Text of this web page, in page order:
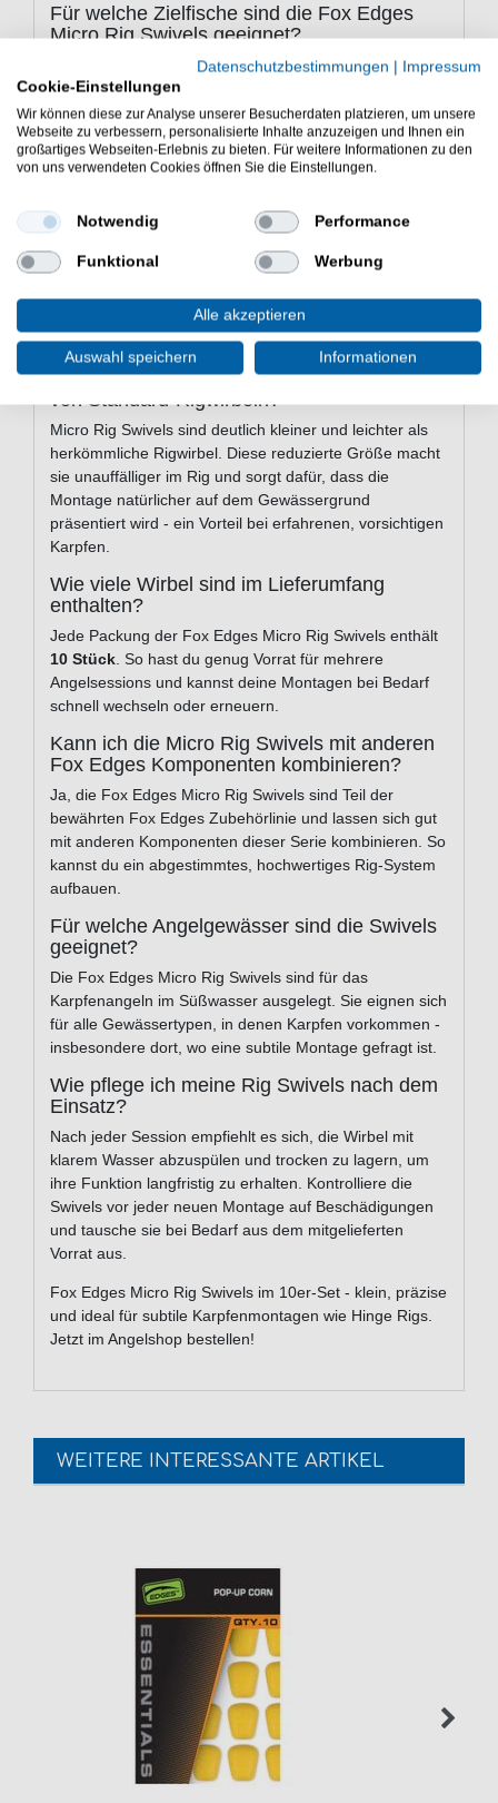
Für welche Zielfische sind die Fox Edges
Micro Rig Swivels geeignet?
Die Micro Rig Swivels sind speziell für das
Karpfenangelnkonzipiert. Sie sind darauf ausgelegt,
feine und unauffällige Montagen zu ermöglichen, die
besonders bei wählerischen Karpfen entscheidend sein
können.
Micro Rig Swivels?
Die Swivels eignen sich hervorragend für den Bau von
Hinge Rigssowie anderen beweglichen oder subtilen
Karpfenrigs wie dem Ronnie Rig. Überall dort, wo ein
kleiner, dezenter Verbindungswirbel im Rig benötigt wird,
sind sie die richtige Wahl.
Worin unterscheiden sich Micro Rig Swivels
von Standard-Rigwirbeln?
Micro Rig Swivels sind deutlich kleiner und leichter als
herkömmliche Rigwirbel. Diese reduzierte Größe macht
sie unauffälliger im Rig und sorgt dafür, dass die
Montage natürlicher auf dem Gewässergrund
präsentiert wird - ein Vorteil bei erfahrenen, vorsichtigen
Karpfen.
Wie viele Wirbel sind im Lieferumfang
enthalten?
Jede Packung der Fox Edges Micro Rig Swivels enthält
10 Stück. So hast du genug Vorrat für mehrere
Angelsessions und kannst deine Montagen bei Bedarf
schnell wechseln oder erneuern.
Kann ich die Micro Rig Swivels mit anderen
Fox Edges Komponenten kombinieren?
Ja, die Fox Edges Micro Rig Swivels sind Teil der
bewährten Fox Edges Zubehörlinie und lassen sich gut
mit anderen Komponenten dieser Serie kombinieren. So
kannst du ein abgestimmtes, hochwertiges Rig-System
aufbauen.
Für welche Angelgewässer sind die Swivels
geeignet?
Die Fox Edges Micro Rig Swivels sind für das
Karpfenangeln im Süßwasser ausgelegt. Sie eignen sich
für alle Gewässertypen, in denen Karpfen vorkommen -
insbesondere dort, wo eine subtile Montage gefragt ist.
Wie pflege ich meine Rig Swivels nach dem
Einsatz?
Nach jeder Session empfiehlt es sich, die Wirbel mit
klarem Wasser abzuspülen und trocken zu lagern, um
ihre Funktion langfristig zu erhalten. Kontrolliere die
Swivels vor jeder neuen Montage auf Beschädigungen
und tausche sie bei Bedarf aus dem mitgelieferten
Vorrat aus.
Fox Edges Micro Rig Swivels im 10er-Set - klein, präzise
und ideal für subtile Karpfenmontagen wie Hinge Rigs.
Jetzt im Angelshop bestellen!
WEITERE INTERESSANTE ARTIKEL
Datenschutzbestimmungen | Impressum
Cookie-Einstellungen
Wir können diese zur Analyse unserer Besucherdaten platzieren, um unsere
Webseite zu verbessern, personalisierte Inhalte anzuzeigen und Ihnen ein
großartiges Webseiten-Erlebnis zu bieten. Für weitere Informationen zu den
von uns verwendeten Cookies öffnen Sie die Einstellungen.
Notwendig Performance
Funktional Werbung
Alle akzeptieren
Auswahl speichern Informationen